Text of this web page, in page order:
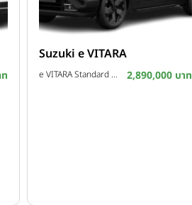
Suzuki e VITARA
e VITARA Standard ปี 2026 2,890,000 บาท